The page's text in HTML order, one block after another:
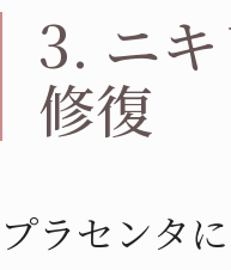
3. ニ
修復
プラセンタ